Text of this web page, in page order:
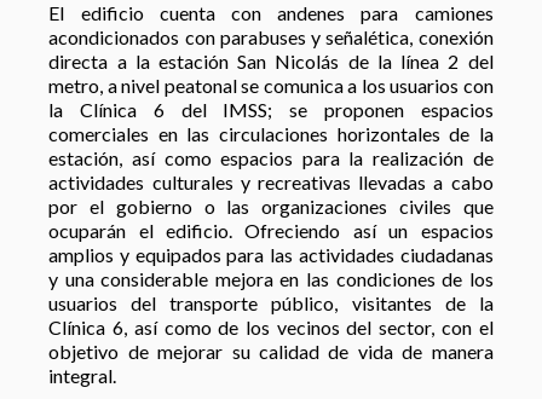
El edificio cuenta con andenes para camiones
acondicionados con parabuses y señalética, conexión
directa a la estación San Nicolás de la línea 2 del
metro, a nivel peatonal se comunica a los usuarios con
la Clínica 6 del IMSS; se proponen espacios
comerciales en las circulaciones horizontales de la
estación, así como espacios para la realización de
actividades culturales y recreativas llevadas a cabo
por el gobierno o las organizaciones civiles que
ocuparán el edificio. Ofreciendo así un espacios
amplios y equipados para las actividades ciudadanas
y una considerable mejora en las condiciones de los
usuarios del transporte público, visitantes de la
Clínica 6, así como de los vecinos del sector, con el
objetivo de mejorar su calidad de vida de manera
integral.